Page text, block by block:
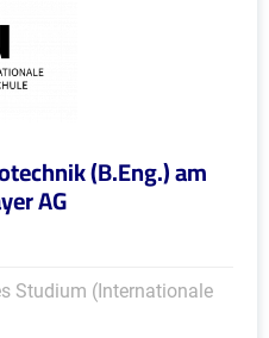
(B.Eng.) am
AG
Studium (Internationale